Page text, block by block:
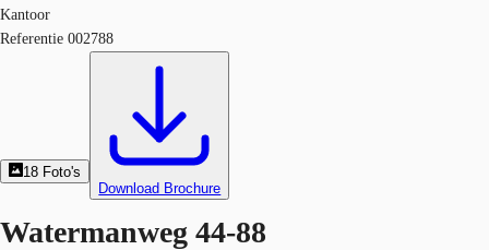
Kantoor
Referentie 002788
18 Foto's
Download Brochure
Watermanweg 44-88